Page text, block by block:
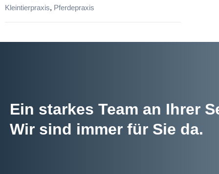
Kleintierpraxis, Pferdepraxis
Ein starkes Team an Ihrer
Wir sind immer für Sie da.